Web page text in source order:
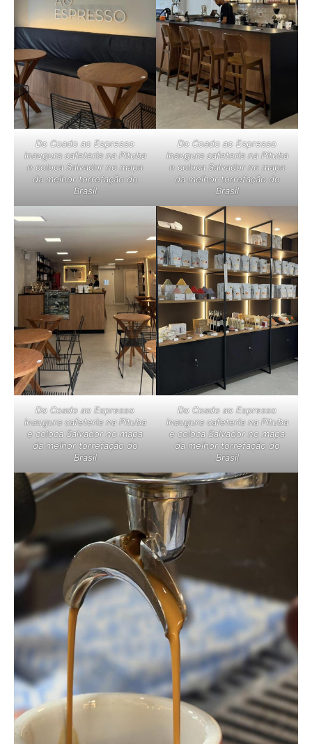
Do Coado ao Espresso
inaugura cafeteria na Pituba
e coloca Salvador no mapa
da melhor torrefação do
Brasil
Do Coado ao Espresso
inaugura cafeteria na Pituba
e coloca Salvador no mapa
da melhor torrefação do
Brasil
Do Coado ao Espresso
inaugura cafeteria na Pituba
e coloca Salvador no mapa
da melhor torrefação do
Brasil
Do Coado ao Espresso
inaugura cafeteria na Pituba
e coloca Salvador no mapa
da melhor torrefação do
Brasil